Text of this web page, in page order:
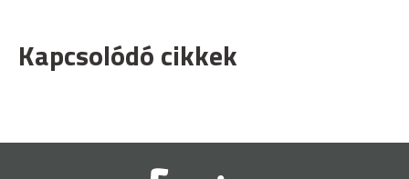
Kapcsolódó cikkek